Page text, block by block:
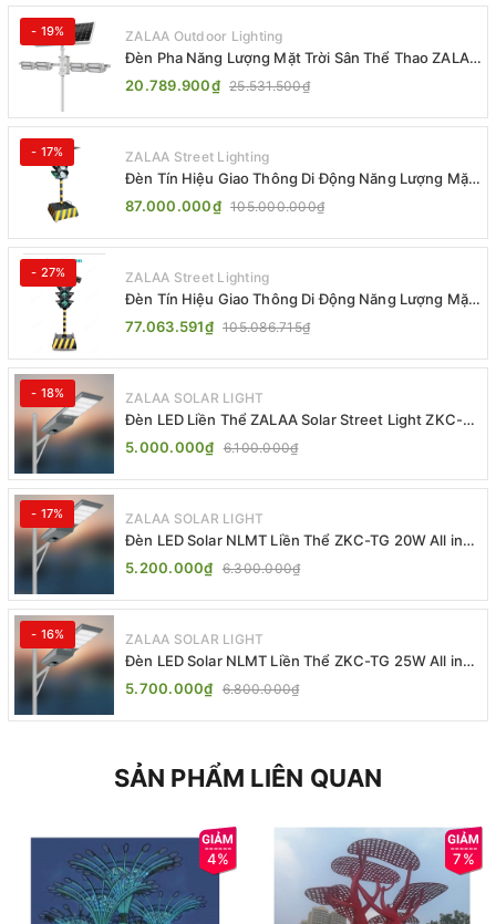
- 19% ZALAA Outdoor Lighting
Đèn Pha Năng Lượng Mặt Trời Sân Thể Thao ZALAA
Jsc Chống Nước IP65 Cao Cấp
20.789.900₫ 25.531.500₫
- 17% ZALAA Street Lighting
Đèn Tín Hiệu Giao Thông Di Động Năng Lượng Mặt
Trời ZALAA ZL-300A-D
87.000.000₫ 105.000.000₫
- 27% ZALAA Street Lighting
Đèn Tín Hiệu Giao Thông Di Động Năng Lượng Mặt
Trời ZALAA ZL-409300C
77.063.591₫ 105.086.715₫
- 18% ZALAA SOLAR LIGHT
Đèn LED Liền Thể ZALAA Solar Street Light ZKC-
TG 20W 25W 30W All In One
5.000.000₫ 6.100.000₫
- 17% ZALAA SOLAR LIGHT
Đèn LED Solar NLMT Liền Thể ZKC-TG 20W All in
One | ZALAA Street Light
5.200.000₫ 6.300.000₫
- 16% ZALAA SOLAR LIGHT
Đèn LED Solar NLMT Liền Thể ZKC-TG 25W All in
One | ZALAA Street Light
5.700.000₫ 6.800.000₫
SẢN PHẨM LIÊN QUAN
4% 7%